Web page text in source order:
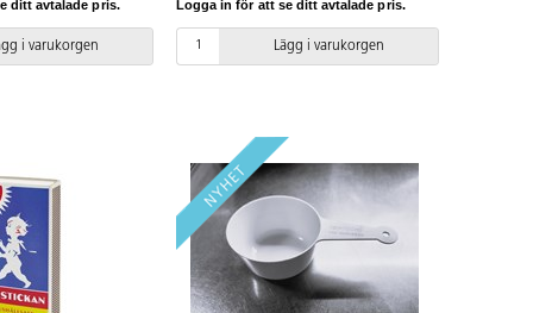
ditt avtalade pris.
i varukorgen
Logga in för att se ditt avtalade pris.
Lägg i varukorgen